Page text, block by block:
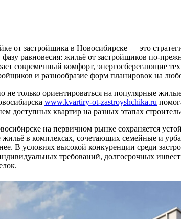
от застройщика в Новосибирске — это
равновесия: жильё от застройщиков по-
современный комфорт, энергосберегающие
и разнообразие форм планировок на
не только ориентироваться на популярные
www.kvartiry-ot-zastroyshchika.ru
доступных квартир на разных этапах
на первичном рынке сохраняется
жильё в комплексах, сочетающих семейные и
В условиях высокой конкуренции среди
требований, долгосрочных